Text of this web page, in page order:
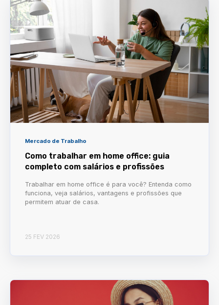
Mercado de Trabalho
Como trabalhar em home office: guia
completo com salários e profissões
Trabalhar em home office é para você? Entenda como
funciona, veja salários, vantagens e profissões que
permitem atuar de casa.
25 FEV 2026